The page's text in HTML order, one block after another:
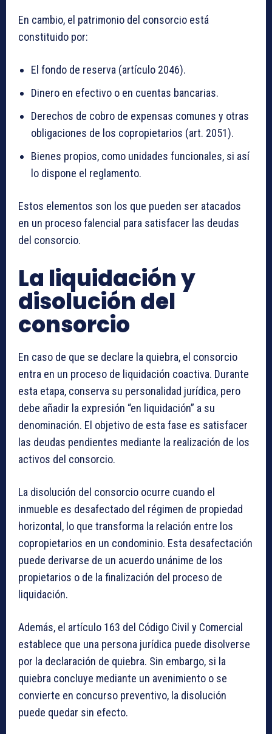
En cambio, el patrimonio del consorcio está
constituido por:
El fondo de reserva (artículo 2046).
Dinero en efectivo o en cuentas bancarias.
Derechos de cobro de expensas comunes y otras
obligaciones de los copropietarios (art. 2051).
Bienes propios, como unidades funcionales, si así
lo dispone el reglamento.
Estos elementos son los que pueden ser atacados
en un proceso falencial para satisfacer las deudas
del consorcio.
La liquidación y
disolución del
consorcio
En caso de que se declare la quiebra, el consorcio
entra en un proceso de liquidación coactiva. Durante
esta etapa, conserva su personalidad jurídica, pero
debe añadir la expresión “en liquidación” a su
denominación. El objetivo de esta fase es satisfacer
las deudas pendientes mediante la realización de los
activos del consorcio.
La disolución del consorcio ocurre cuando el
inmueble es desafectado del régimen de propiedad
horizontal, lo que transforma la relación entre los
copropietarios en un condominio. Esta desafectación
puede derivarse de un acuerdo unánime de los
propietarios o de la finalización del proceso de
liquidación.
Además, el artículo 163 del Código Civil y Comercial
establece que una persona jurídica puede disolverse
por la declaración de quiebra. Sin embargo, si la
quiebra concluye mediante un avenimiento o se
convierte en concurso preventivo, la disolución
puede quedar sin efecto.